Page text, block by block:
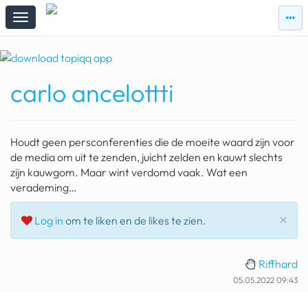
zie
topiqqs
zie
#vandaag
Topiqqs Reacties
ark van noach
pokemon kaarten
21.4 procent btw
carlo ancelottti
Houdt geen persconferenties die de moeite waard zijn voor
de media om uit te zenden, juicht zelden en kauwt slechts
zijn kauwgom. Maar wint verdomd vaak. Wat een
verademing…
×
Log in om te liken en de likes te zien.
Riffhard
05.05.2022 09:43